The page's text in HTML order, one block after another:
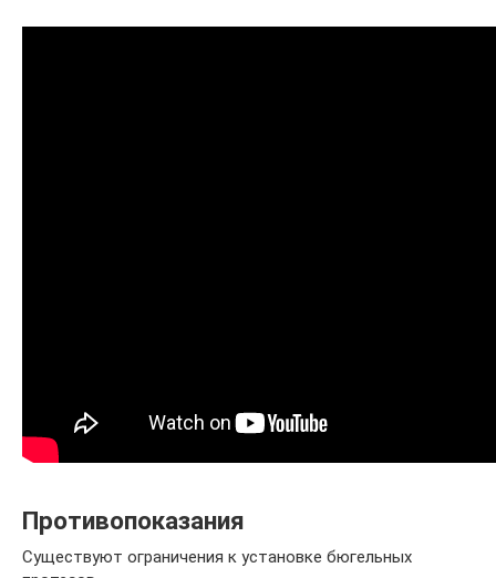
Противопоказания
Существуют ограничения к установке бюгельных